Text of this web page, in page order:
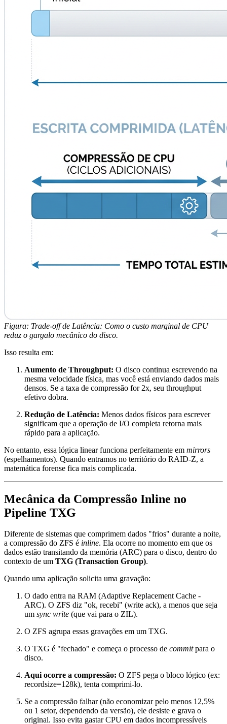
Figura: Trade-off de Latência: Como o custo marginal de CPU
reduz o gargalo mecânico do disco.
Isso resulta em:
Aumento de Throughput: O disco continua escrevendo na
mesma velocidade física, mas você está enviando dados mais
densos. Se a taxa de compressão for 2x, seu throughput
efetivo dobra.
Redução de Latência: Menos dados físicos para escrever
significam que a operação de I/O completa retorna mais
rápido para a aplicação.
No entanto, essa lógica linear funciona perfeitamente em mirrors
(espelhamentos). Quando entramos no território do RAID-Z, a
matemática forense fica mais complicada.
Mecânica da Compressão Inline no
Pipeline TXG
Diferente de sistemas que comprimem dados "frios" durante a noite,
a compressão do ZFS é inline. Ela ocorre no momento em que os
dados estão transitando da memória (ARC) para o disco, dentro do
contexto de um TXG (Transaction Group).
Quando uma aplicação solicita uma gravação:
O dado entra na RAM (Adaptive Replacement Cache -
ARC). O ZFS diz "ok, recebi" (write ack), a menos que seja
um sync write (que vai para o ZIL).
O ZFS agrupa essas gravações em um TXG.
O TXG é "fechado" e começa o processo de commitpara o
disco.
Aqui ocorre a compressão: O ZFS pega o bloco lógico (ex:
recordsize=128k), tenta comprimi-lo.
Se a compressão falhar (não economizar pelo menos 12,5%
ou 1 setor, dependendo da versão), ele desiste e grava o
original. Isso evita gastar CPU em dados incompressíveis